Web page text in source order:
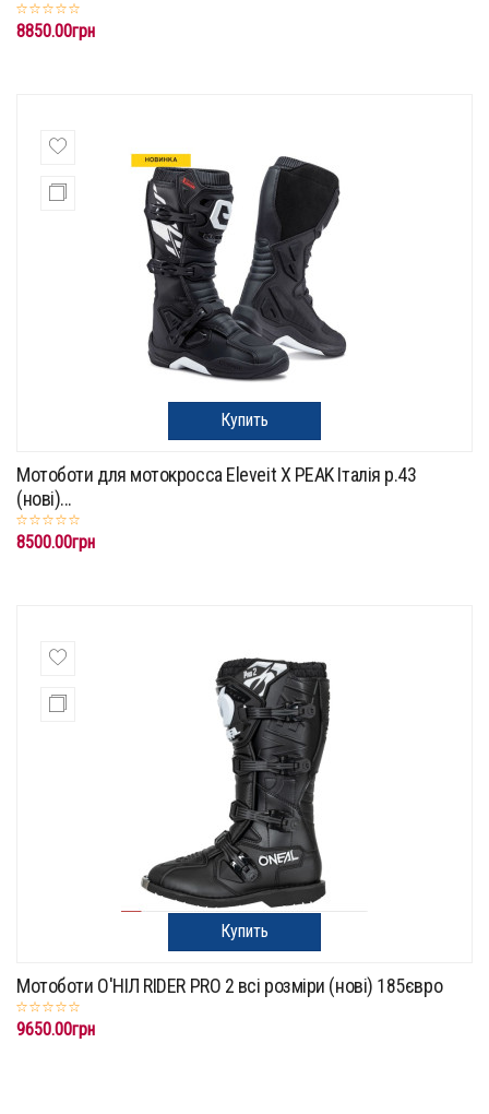
8850.00грн
Купить
Мотоботи для мотокросса Eleveit X PEAK Італія р.43
(нові)...
8500.00грн
Купить
Мотоботи О'НІЛ RIDER PRO 2 всі розміри (нові) 185євро
9650.00грн